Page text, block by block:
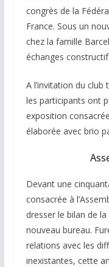
congrès de la
France. Sous un
chez la famille
échanges
A l’invitation du
les participants ont
exposition
élaborée avec brio
Devant une
consacrée à
dresser le bilan de
nouveau bureau.
relations avec les
inexistantes, cette